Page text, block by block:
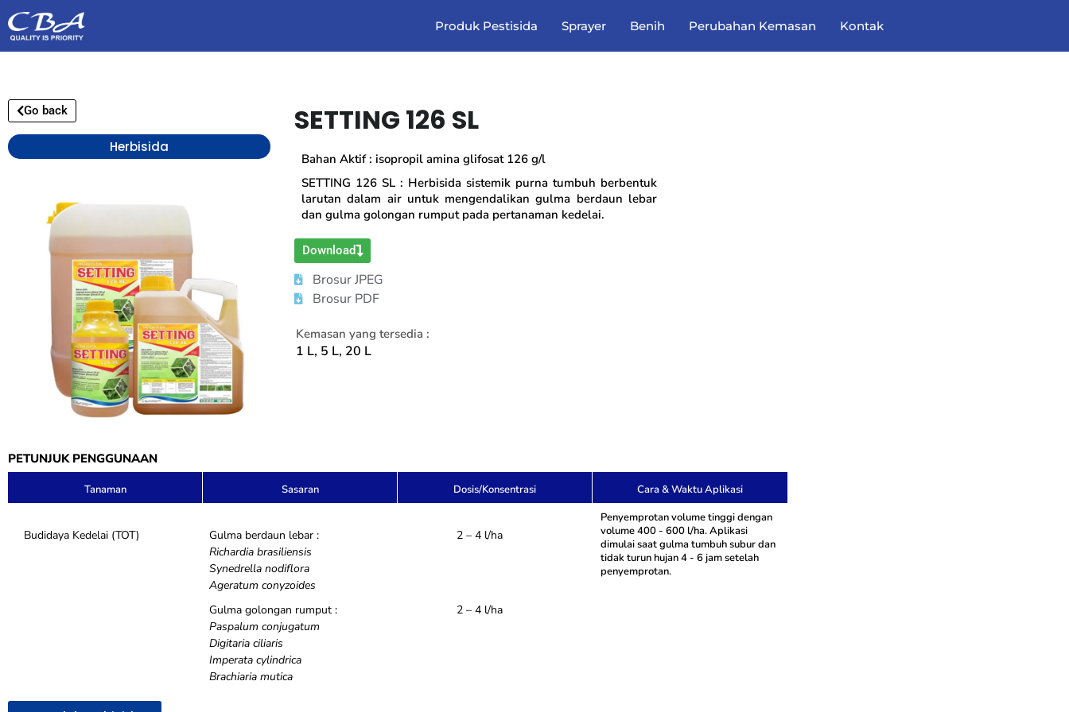
Produk Pestisida Sprayer Benih Perubahan Kemasan Kontak
Go back
Herbisida
SETTING 126 SL
Bahan Aktif : isopropil amina glifosat 126 g/l
SETTING 126 SL : Herbisida sistemik purna tumbuh berbentuk
larutan dalam air untuk mengendalikan gulma berdaun lebar
dan gulma golongan rumput pada pertanaman kedelai.
Download
Brosur JPEG
Brosur PDF
Kemasan yang tersedia :
1 L, 5 L, 20 L
PETUNJUK PENGGUNAAN
Tanaman Sasaran Dosis/Konsentrasi Cara & Waktu Aplikasi
Budidaya Kedelai (TOT)
Gulma berdaun lebar :
Richardia brasiliensis
Synedrella nodiflora
Ageratum conyzoides
2 – 4 l/ha
Gulma golongan rumput :
Paspalum conjugatum
Digitaria ciliaris
Imperata cylindrica
Brachiaria mutica
2 – 4 l/ha
Penyemprotan volume tinggi dengan
volume 400 - 600 l/ha. Aplikasi
dimulai saat gulma tumbuh subur dan
tidak turun hujan 4 - 6 jam setelah
penyemprotan.